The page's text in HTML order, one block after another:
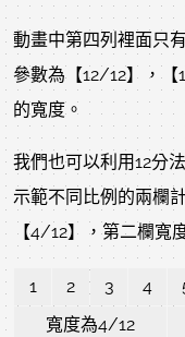
動畫中第四列裡面只
參數為【12/12】，【
的寬度。
我們也可以利用12分
示範不同比例的兩欄
【4/12】，第二欄寬
1 2 3 4
寬度為4/12